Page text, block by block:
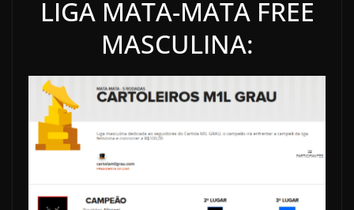
LIGA MATA-MATA FREE
MASCULINA: